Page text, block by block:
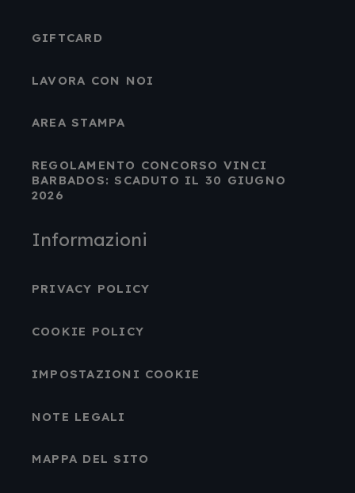
GIFTCARD
LAVORA CON NOI
AREA STAMPA
REGOLAMENTO CONCORSO VINCI
BARBADOS: SCADUTO IL 30 GIUGNO
2026
Informazioni
PRIVACY POLICY
COOKIE POLICY
IMPOSTAZIONI COOKIE
NOTE LEGALI
MAPPA DEL SITO